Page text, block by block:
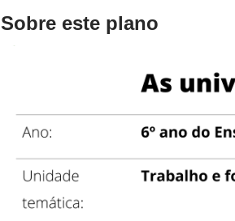
Sobre este plano